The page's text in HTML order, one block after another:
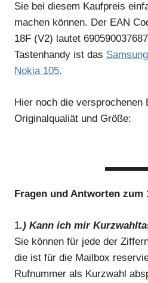
Sie bei diesem Kaufpreis
machen können. Der EAN
18F (V2) lautet
Tastenhandy ist das
Nokia 105.
Hier noch die versprochenen
Originalqualiät und Größe:
Fragen und Antworten zum
1.) Kann ich mir
Sie können für jede der
die ist für die Mailbox
Rufnummer als Kurzwahl